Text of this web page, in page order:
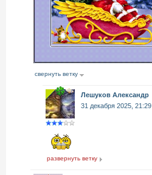
свернуть ветку
Лешуков Александр
31 декабря 2025, 21:29
развернуть ветку